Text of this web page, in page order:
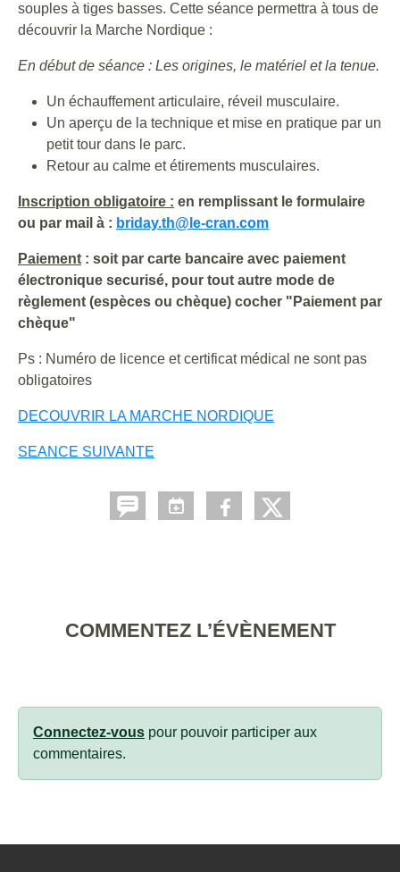
souples à tiges basses. Cette séance permettra à tous de
découvrir la Marche Nordique :
En début de séance : Les origines, le matériel et la tenue.
Un échauffement articulaire, réveil musculaire.
Un aperçu de la technique et mise en pratique par un
petit tour dans le parc.
Retour au calme et étirements musculaires.
Inscription obligatoire : en remplissant le formulaire
ou par mail à : briday.th@le-cran.com
Paiement : soit par carte bancaire avec paiement
électronique securisé, pour tout autre mode de
règlement (espèces ou chèque) cocher "Paiement par
chèque"
Ps : Numéro de licence et certificat médical ne sont pas
obligatoires
DECOUVRIR LA MARCHE NORDIQUE
SEANCE SUIVANTE
COMMENTEZ L’ÉVÈNEMENT
Connectez-vous pour pouvoir participer aux
commentaires.